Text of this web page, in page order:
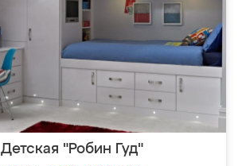
Детская "Робин Гуд"